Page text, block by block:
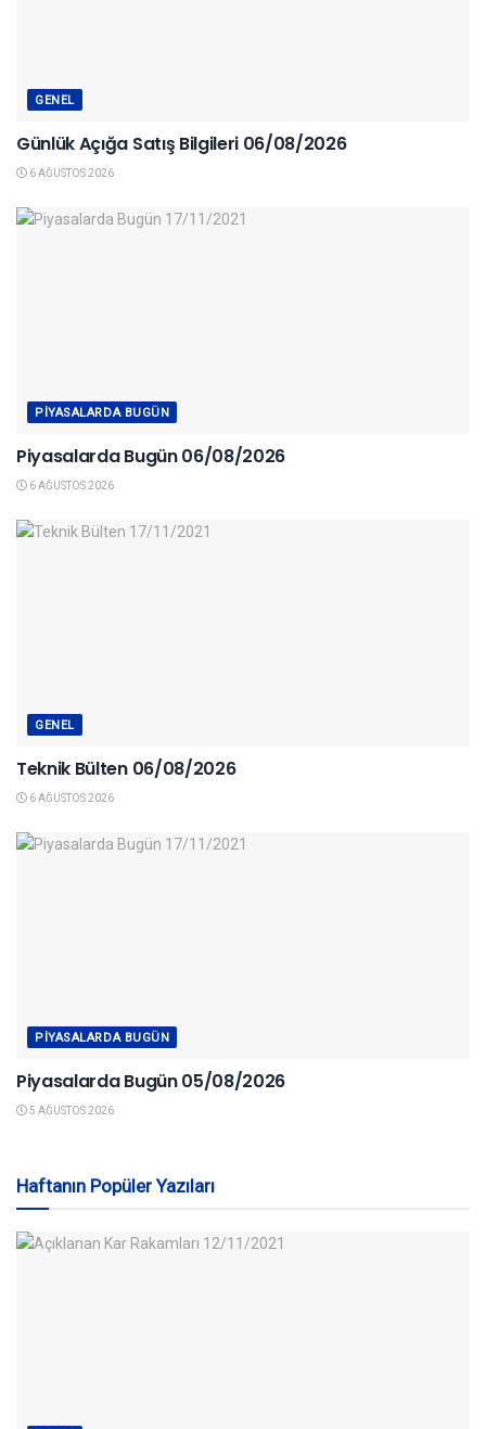
GENEL
Günlük Açığa Satış Bilgileri 06/08/2026
6 AĞUSTOS 2026
PIYASALARDA BUGÜN
Piyasalarda Bugün 06/08/2026
6 AĞUSTOS 2026
GENEL
Teknik Bülten 06/08/2026
6 AĞUSTOS 2026
PIYASALARDA BUGÜN
Piyasalarda Bugün 05/08/2026
5 AĞUSTOS 2026
Haftanın Popüler Yazıları